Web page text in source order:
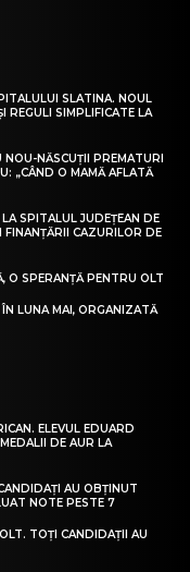
SLATINA. NOUL
REGULI SIMPLIFICATE LA
NĂSCUȚII PREMATURI
„CÂND O MAMĂ AFLATĂ
SPITALUL JUDEȚEAN DE
FINANȚĂRII CAZURILOR DE
O SPERANȚĂ PENTRU OLT
ÎN LUNA MAI, ORGANIZATĂ
ELEVUL EDUARD
DE AUR LA
AU OBȚINUT
NOTE PESTE 7
TOȚI CANDIDAȚII AU